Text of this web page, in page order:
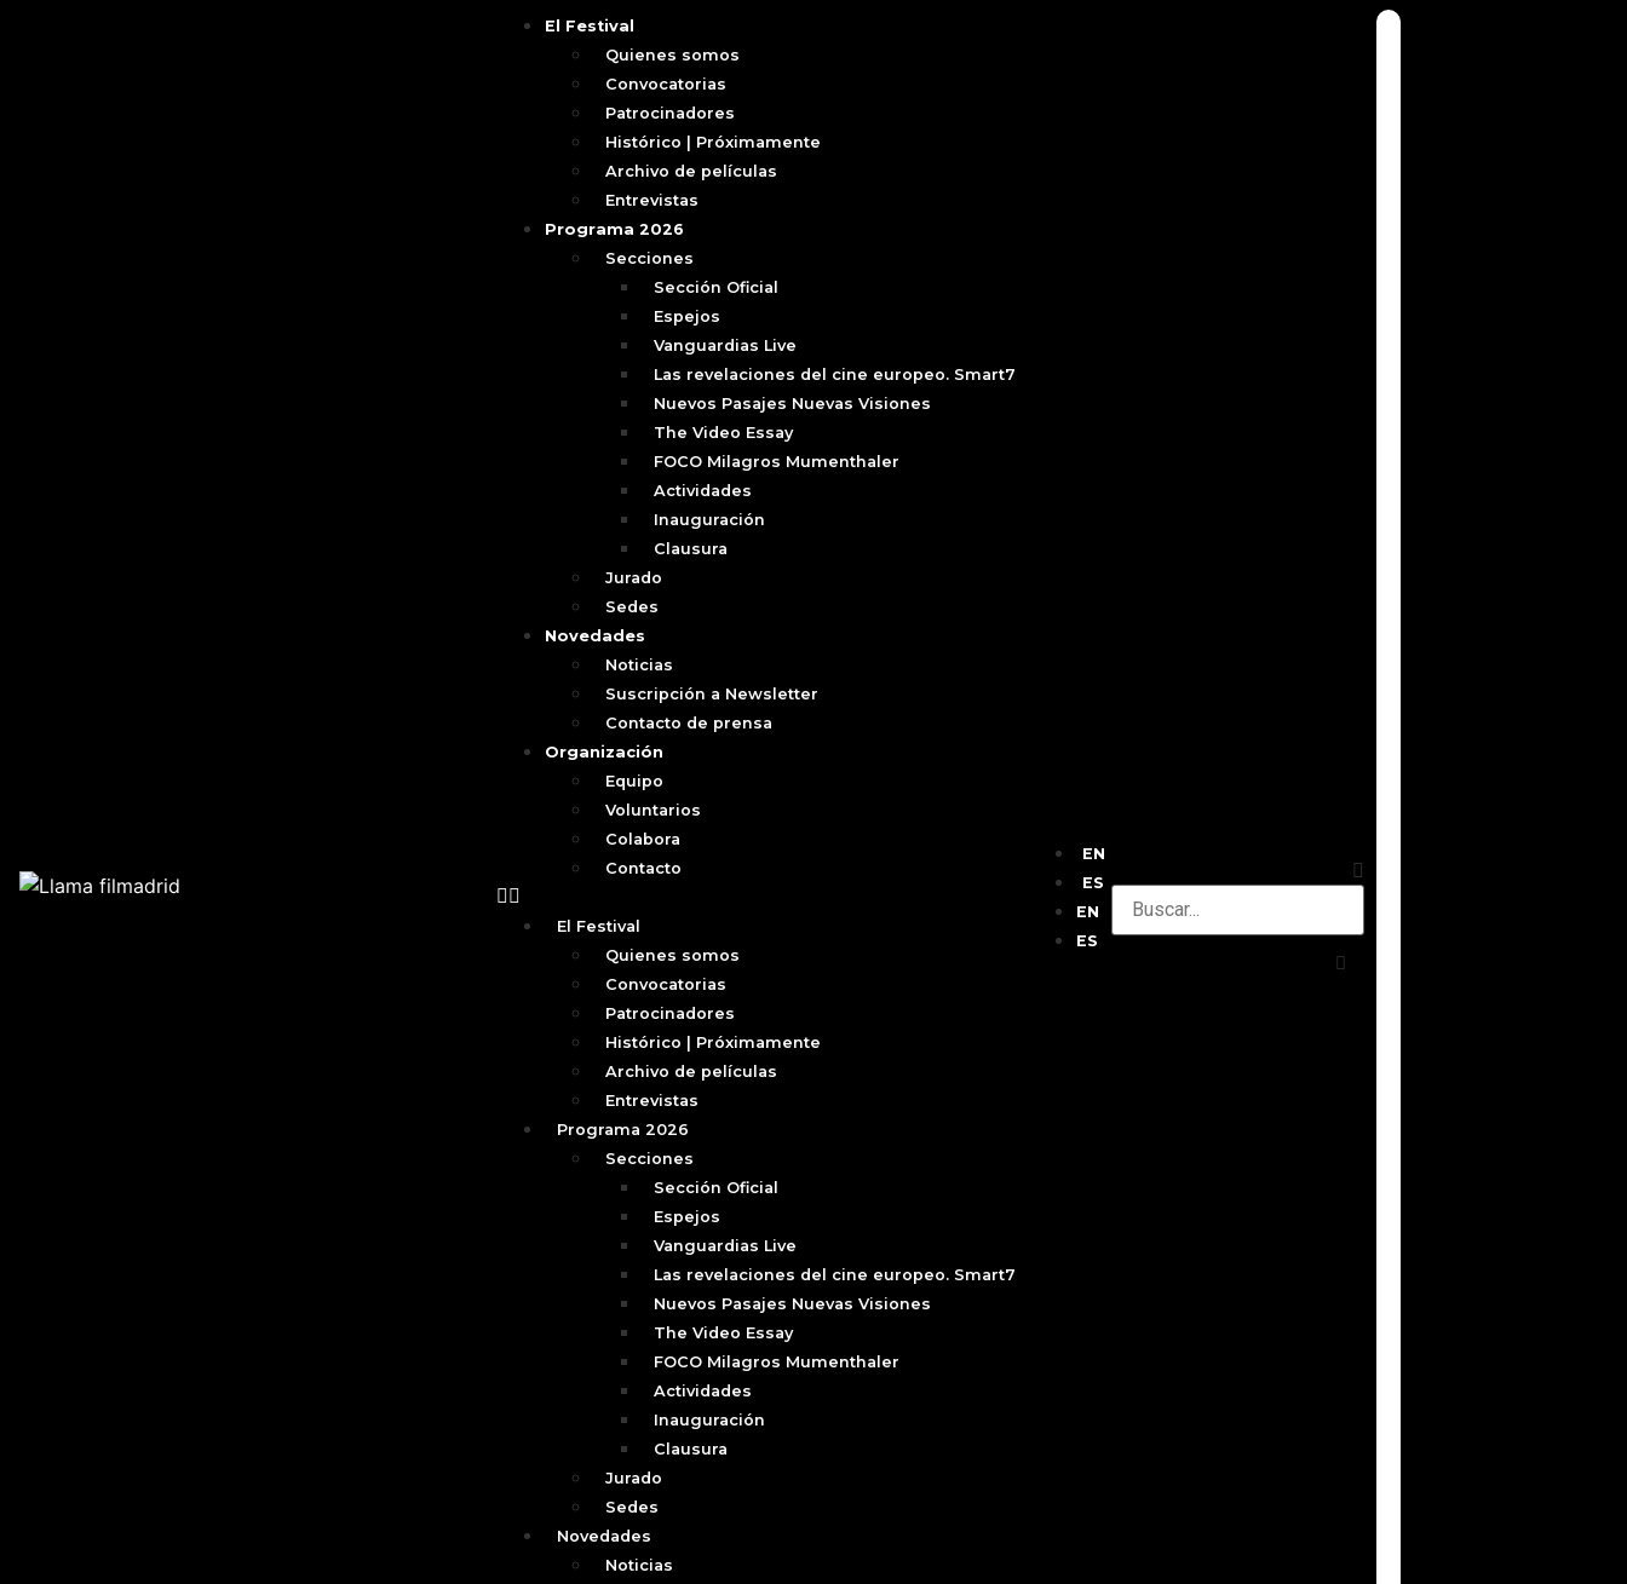
El Festival
Quienes somos
Convocatorias
Patrocinadores
Histórico | Próximamente
Archivo de películas
Entrevistas
Programa 2026
Secciones
Sección Oficial
Espejos
Vanguardias Live
Las revelaciones del cine europeo. Smart7
Nuevos Pasajes Nuevas Visiones
The Video Essay
FOCO Milagros Mumenthaler
Actividades
Inauguración
Clausura
Jurado
Sedes
Novedades
Noticias
Suscripción a Newsletter
Contacto de prensa
Organización
Equipo
Voluntarios
Colabora
Contacto
El Festival
Quienes somos
Convocatorias
Patrocinadores
Histórico | Próximamente
Archivo de películas
Entrevistas
Programa 2026
Secciones
Sección Oficial
Espejos
Vanguardias Live
Las revelaciones del cine europeo. Smart7
Nuevos Pasajes Nuevas Visiones
The Video Essay
FOCO Milagros Mumenthaler
Actividades
Inauguración
Clausura
Jurado
Sedes
Novedades
Noticias
EN
ES
EN
ES